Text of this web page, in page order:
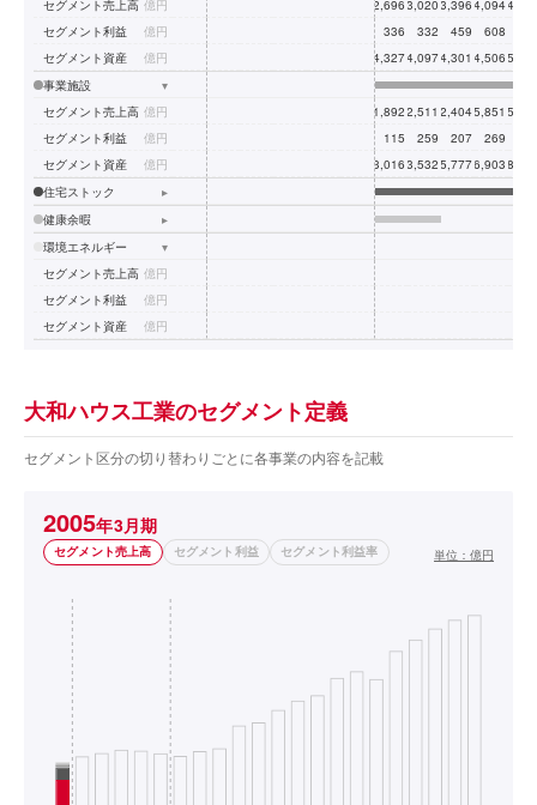
セグメント売上高 億円 2,696 3,020 3,396 4,094
セグメント利益
億円 336 332 459 608
セグメント資産
億円 4,3274,0974,301 4,506
事業施設
▾
セグメント売上高 億円 1,892 2,511 2,4045,851
セグメント利益
億円 115 259 207 269
セグメント資産
億円 3,016 3,532 5,7776,903
住宅ストック
▸
健康余暇
▸
環境エネルギー
▾
セグメント売上高 億円
セグメント利益
億円
セグメント資産
億円
大和ハウス工業のセグメント定義
セグメント区分の切り替わりごとに各事業の内容を記載
2005年3月期
セグメント売上高 セグメント利益 セグメント利益率 単位： 億円